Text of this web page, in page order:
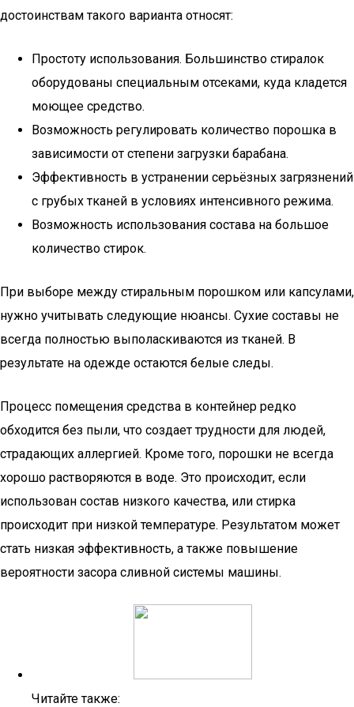
достоинствам такого варианта относят:
Простоту использования. Большинство стиралок
оборудованы специальным отсеками, куда кладется
моющее средство.
Возможность регулировать количество порошка в
зависимости от степени загрузки барабана.
Эффективность в устранении серьёзных загрязнений
с грубых тканей в условиях интенсивного режима.
Возможность использования состава на большое
количество стирок.
При выборе между стиральным порошком или капсулами,
нужно учитывать следующие нюансы. Сухие составы не
всегда полностью выполаскиваются из тканей. В
результате на одежде остаются белые следы.
Процесс помещения средства в контейнер редко
обходится без пыли, что создает трудности для людей,
страдающих аллергией. Кроме того, порошки не всегда
хорошо растворяются в воде. Это происходит, если
использован состав низкого качества, или стирка
происходит при низкой температуре. Результатом может
стать низкая эффективность, а также повышение
вероятности засора сливной системы машины.
Читайте также: